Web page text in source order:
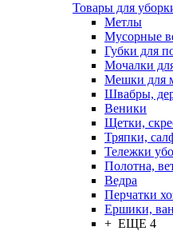
Товары для
Метлы
Мусорные
Губки для
Мочалки
Мешки для
Швабры,
Веники
Щетки,
Тряпки,
Тележки
Полотна,
Ведра
Перчатки
Ершики,
+ ЕЩЕ 4